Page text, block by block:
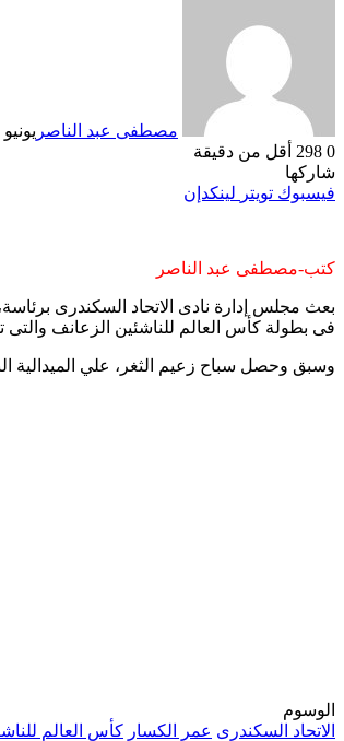
مصطفى عبد الناصر يونيو 25, 2023
0
أقل من دقيقة
شاركها
فيسبوك تويتر لينكدإن
كتب-مصطفى عبد الناصر
فى بطولة كأس العالم للناشئين الزعانف والتى
وسبق وحصل سباح زعيم الثغر، علي الميدالية البرونزية في سباق (٢٠٠ م) مونو
الوسوم
الاتحاد السكندرى عمر الكسار كأس العالم